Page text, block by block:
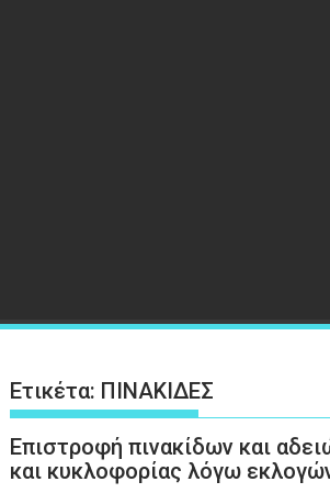
Ετικέτα: ΠΙΝΑΚΙΔΕΣ
Επιστροφή πινακίδων και
και κυκλοφορίας λόγω